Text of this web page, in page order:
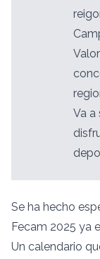
Va a
Se ha hecho
Fecam 2025 ya
Un calendario